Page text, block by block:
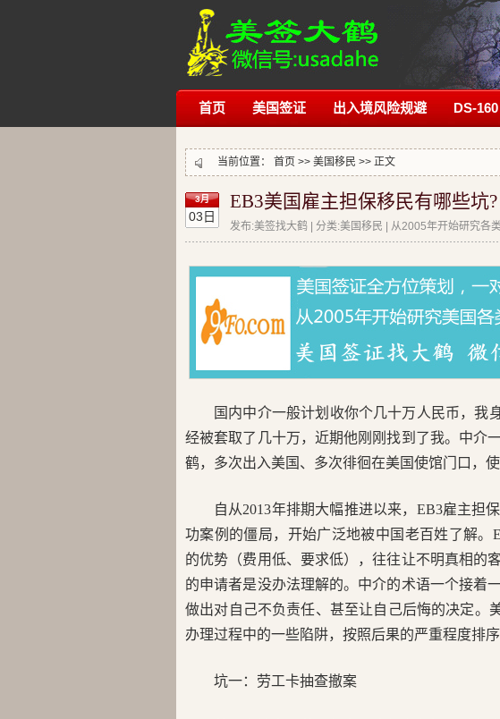
首页 美国签证 出入境风险规避 DS-160
当前位置： 首页 >> 美国移民 >> 正文
3月
03日
EB3美国雇主担保移民有哪些坑?
发布:美签找大鹤 | 分类:美国移民 | 从2005年开始研究各
国内中介一般计划收你个几十万人民币，我
经被套取了几十万，近期他刚刚找到了我。中介
鹤，多次出入美国、多次徘徊在美国使馆门口，
自从2013年排期大幅推进以来，EB3雇主担
功案例的僵局，开始广泛地被中国老百姓了解。
的优势（费用低、要求低），往往让不明真相的
的申请者是没办法理解的。中介的术语一个接着
做出对自己不负责任、甚至让自己后悔的决定。
办理过程中的一些陷阱，按照后果的严重程度排序
坑一：劳工卡抽查撤案